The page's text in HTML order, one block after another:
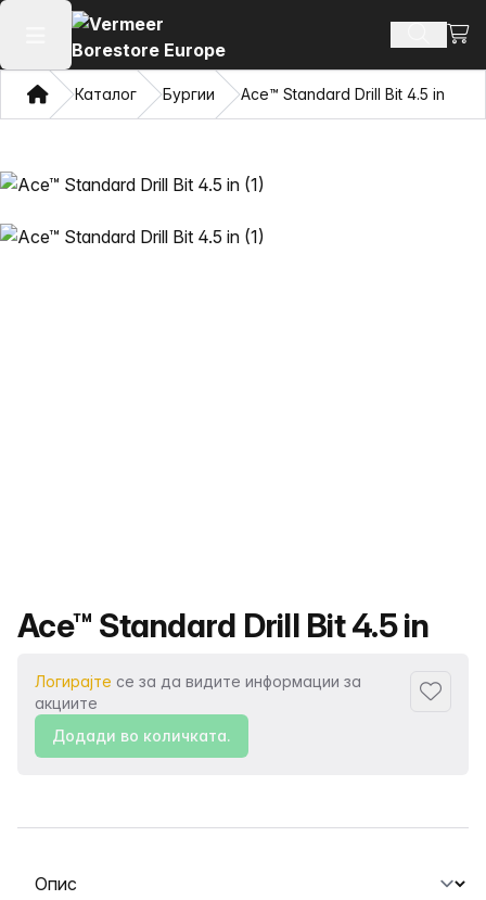
Отвори го главното мени
ДомаКаталог Бургии Ace™ Standard Drill Bit 4.5 in
Име на производот
Ace™ Standard Drill Bit 4.5 in
Логирајте се за да видите информации за
акциите
Додади во количката.
Изберете таб